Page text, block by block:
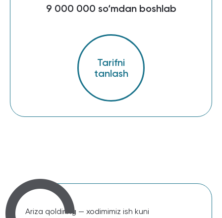
9 000 000 so‘mdan boshlab
Tarifni
tanlash
Ariza qoldiring — xodimimiz ish kuni